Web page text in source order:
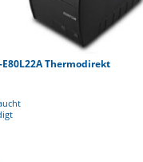
E80L22A Thermodirekt